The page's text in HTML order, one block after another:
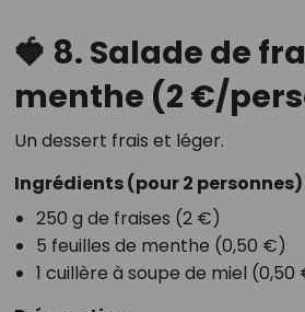
🍓 8. Salade de
menthe (2 €/
Un dessert frais et léger.
Ingrédients(pour 2 personnes)
250 g de fraises (2 €)
5 feuilles de menthe (0,50 €)
1 cuillère à soupe de miel (0,50